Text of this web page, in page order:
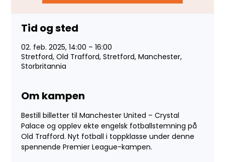
Tid og sted
02. feb. 2025, 14:00 – 16:00
Stretford, Old Trafford, Stretford, Manchester,
Storbritannia
Om kampen
Bestill billetter til Manchester United – Crystal
Palace og opplev ekte engelsk fotballstemning på
Old Trafford. Nyt fotball i toppklasse under denne
spennende Premier League-kampen.